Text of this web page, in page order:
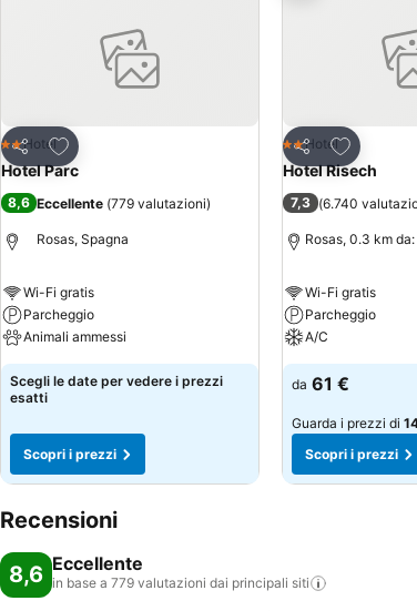
Condividi
Aggiungi ai preferiti
2 Stelle
Hotel
Hotel Parc
8,6 Eccellente (779 valutazioni)
Rosas, Spagna
Wi-Fi gratis
Parcheggio
Animali ammessi
Scegli le date per vedere i prezzi
esatti
Scopri i prezzi
Condividi
Aggiungi
2 Stelle
Hotel
Hotel Risech
7,3 (6.740
Rosas, 0.3 km
Wi-Fi gratis
Parcheggio
A/C
da 61 €
Guarda i prezzi di
Scopri i prezzi
Recensioni
8,6 Eccellente
in base a 779 valutazioni dai principali siti